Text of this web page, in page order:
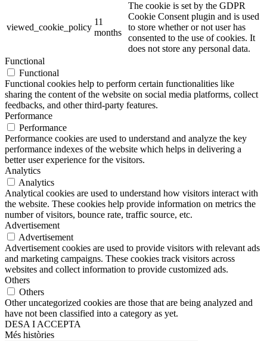
viewed_cookie_policy
11
months
The cookie is set by the GDPR
Cookie Consent plugin and is used
to store whether or not user has
consented to the use of cookies. It
does not store any personal data.
Functional
Functional
Functional cookies help to perform certain functionalities like
sharing the content of the website on social media platforms, collect
feedbacks, and other third-party features.
Performance
Performance
Performance cookies are used to understand and analyze the key
performance indexes of the website which helps in delivering a
better user experience for the visitors.
Analytics
Analytics
Analytical cookies are used to understand how visitors interact with
the website. These cookies help provide information on metrics the
number of visitors, bounce rate, traffic source, etc.
Advertisement
Advertisement
Advertisement cookies are used to provide visitors with relevant ads
and marketing campaigns. These cookies track visitors across
websites and collect information to provide customized ads.
Others
Others
Other uncategorized cookies are those that are being analyzed and
have not been classified into a category as yet.
DESA I ACCEPTA
Més històries